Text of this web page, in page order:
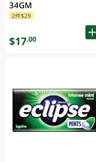
34GM
2件$29
$17.00